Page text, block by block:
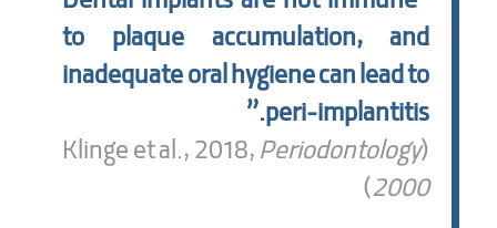
to plaque accumulation, and
inadequate oral hygiene can lead to
peri-implantitis.”
(Klinge et al., 2018,
Periodontology
2000
)